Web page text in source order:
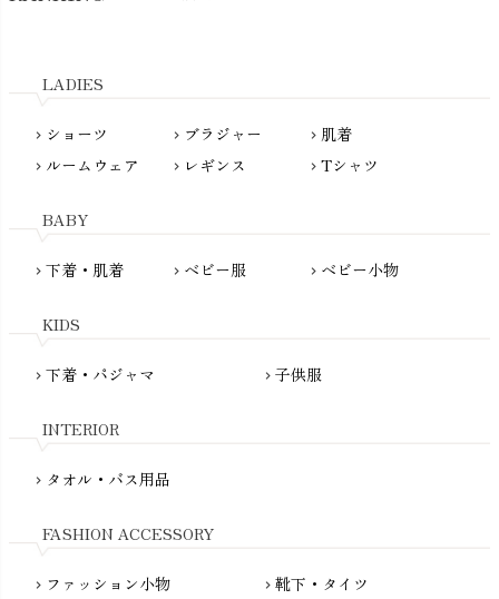
nanadecor（ナナデェコール）
Haruulala（ハルウララ）
PeopleTree（ピープルツリー）
PRISTINE（プリスティン）
fromF（フロムエフ）
Lovingly Organics（ラビングリー）
Madame MO（マダムモー）
maggies（マギーズ）
MATONA（マトナ）
mini rodini（ミニロディーニ）
My Little Cozmo（マイリトルコズモ）
NATURAPURA（ナチュラプラ）
NewNative（ニューネイティブ）
LADIES
chevron_right ショーツ chevron_right ブラジャー chevron_right 肌着
chevron_right ルームウェア chevron_right レギンス chevron_rightTシャツ
BABY
chevron_right 下着・肌着 chevron_right ベビー服 chevron_right ベビー小物
KIDS
chevron_right 下着・パジャマ chevron_right 子供服
INTERIOR
chevron_right タオル・バス用品
FASHION ACCESSORY
chevron_right ファッション小物 chevron_right 靴下・タイツ